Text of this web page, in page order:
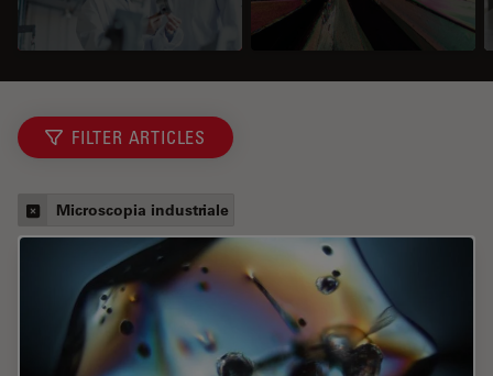
FILTER ARTICLES
Microscopia industriale